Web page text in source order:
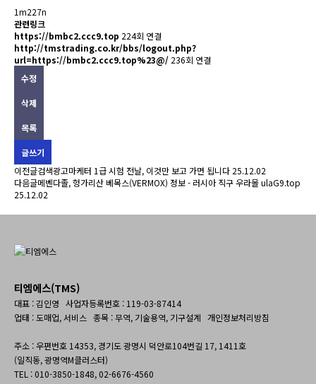
1m227n
관련링크
https://bmbc2.ccc9.top 224회 연결
http://tmstrading.co.kr/bbs/logout.php?
url=https://bmbc2.ccc9.top%23@/ 236회 연결
수정
삭제
목록
글쓰기
이전글검색광고마케터 1급 시험 전날, 이것만 보고 가면 됩니다 25.12.02
다음글메벤다졸, 헝가리산 베목스(VERMOX) 정보 - 러시아 직구 우라몰 ulaG9.top
25.12.02
티엠에스(TMS)
대표 : 김인영 사업자등록번호 : 119-03-87414
업태 : 도매업, 서비스 종목 : 무역, 기술용역, 기구설계 개인정보처리방침
주소 : 우편번호 14353, 경기도 광명시 덕안로104번길 17, 1411호
(일직동, 광명역M클러스터)
TEL : 010-3850-1848, 02-6676-4560